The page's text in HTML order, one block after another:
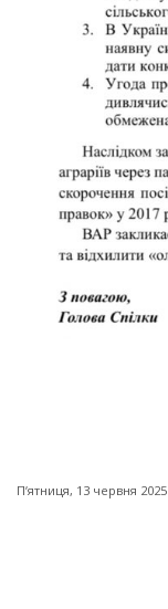
Пʼятниця, 13 червня 2025